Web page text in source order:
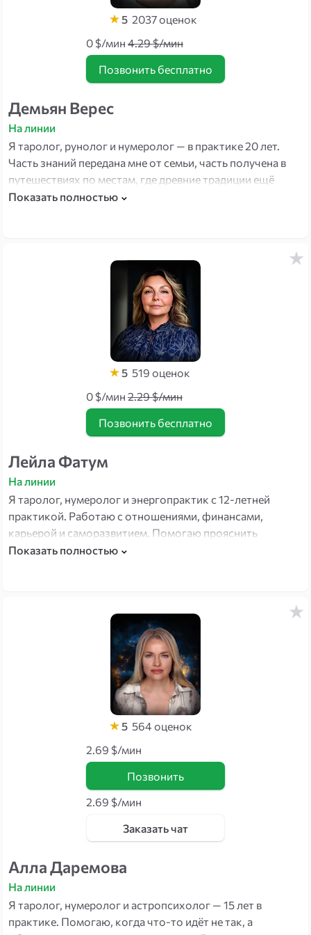
5 2037оценок
0 $/мин 4.29 $/мин
Позвонить бесплатно
Демьян Верес
На линии
Я таролог, рунолог и нумеролог — в практике 20 лет.
Часть знаний передана мне от семьи, часть получена в
путешествиях по местам, где древние традиции ещё
живы. Помогаю, когда нужен не общий ответ, а
Показать полностью
5 519 оценок
0 $/мин 2.29 $/мин
Позвонить бесплатно
Лейла Фатум
На линии
Я таролог, нумеролог и энергопрактик с 12-летней
практикой. Работаю с отношениями, финансами,
карьерой и саморазвитием. Помогаю прояснить
текущую ситуацию и найти направление к нужному
Показать полностью
5 564оценок
2.69 $/мин
Позвонить
2.69 $/мин
Заказать чат
Алла Даремова
На линии
Я таролог, нумеролог и астропсихолог — 15 лет в
практике. Помогаю, когда что-то идёт не так, а